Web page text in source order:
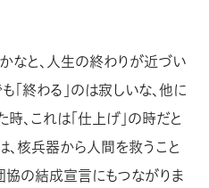
なと、人生の終わりが近づい
「終わる」のは寂しいな、他に
、これは「仕上げ」の時だと
、核兵器から人間を救うこと
協の結成宣言にもつながりま